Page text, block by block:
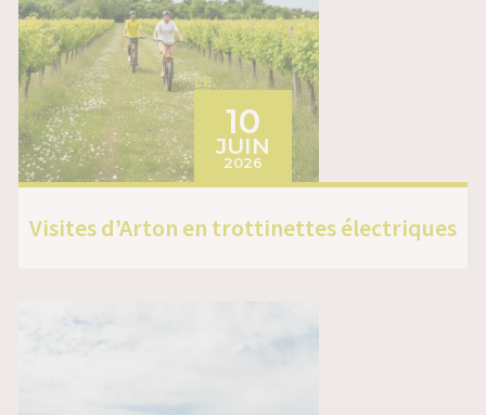
LE
10
JUIN
2026
Visites d’Arton en trottinettes électriques